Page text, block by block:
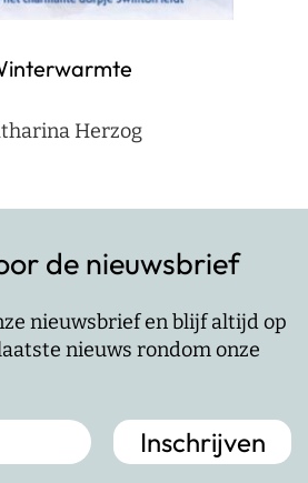
Herzog
de nieuwsbrief
nieuwsbrief en blijf altijd op
nieuws rondom onze